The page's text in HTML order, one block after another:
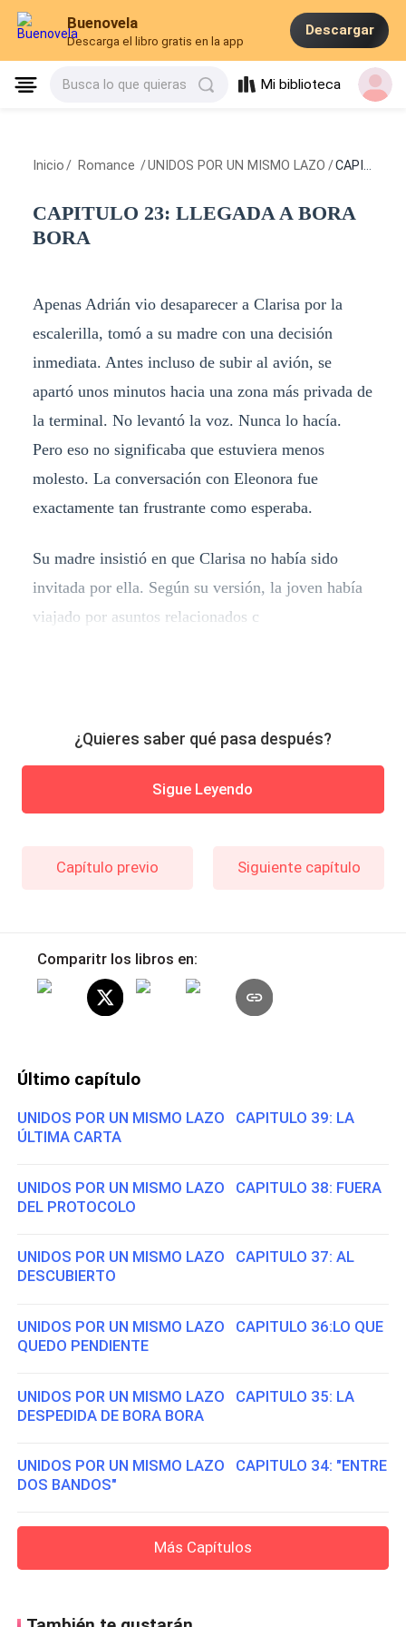
Buenovela
Descarga el libro gratis en la app
Descargar
Busca lo que quieras Mi biblioteca
Inicio / Romance /UNIDOS POR UN MISMO LAZO /CAPITULO 23: LLEGADA A BORA BORA
CAPITULO 23: LLEGADA A BORA
BORA
Apenas Adrián vio desaparecer a Clarisa por la
escalerilla, tomó a su madre con una decisión
inmediata. Antes incluso de subir al avión, se
apartó unos minutos hacia una zona más privada de
la terminal. No levantó la voz. Nunca lo hacía.
Pero eso no significaba que estuviera menos
molesto. La conversación con Eleonora fue
exactamente tan frustrante como esperaba.
Su madre insistió en que Clarisa no había sido
invitada por ella. Según su versión, la joven había
viajado por asuntos relacionados c
¿Quieres saber qué pasa después?
Sigue Leyendo
Capítulo previo Siguiente capítulo
Comparitr los libros en:
Último capítulo
UNIDOS POR UN MISMO LAZO CAPITULO 39: LA
ÚLTIMA CARTA
UNIDOS POR UN MISMO LAZO CAPITULO 38: FUERA
DEL PROTOCOLO
UNIDOS POR UN MISMO LAZO CAPITULO 37: AL
DESCUBIERTO
UNIDOS POR UN MISMO LAZO CAPITULO 36:LO QUE
QUEDO PENDIENTE
UNIDOS POR UN MISMO LAZO CAPITULO 35: LA
DESPEDIDA DE BORA BORA
UNIDOS POR UN MISMO LAZO CAPITULO 34: "ENTRE
DOS BANDOS"
Más Capítulos